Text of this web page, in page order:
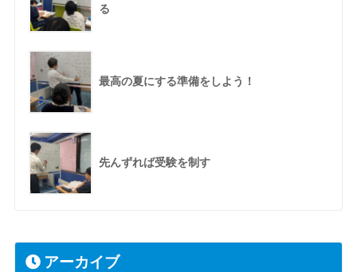
る
最高の夏にする準備をしよう！
先んずれば受験を制す
アーカイブ